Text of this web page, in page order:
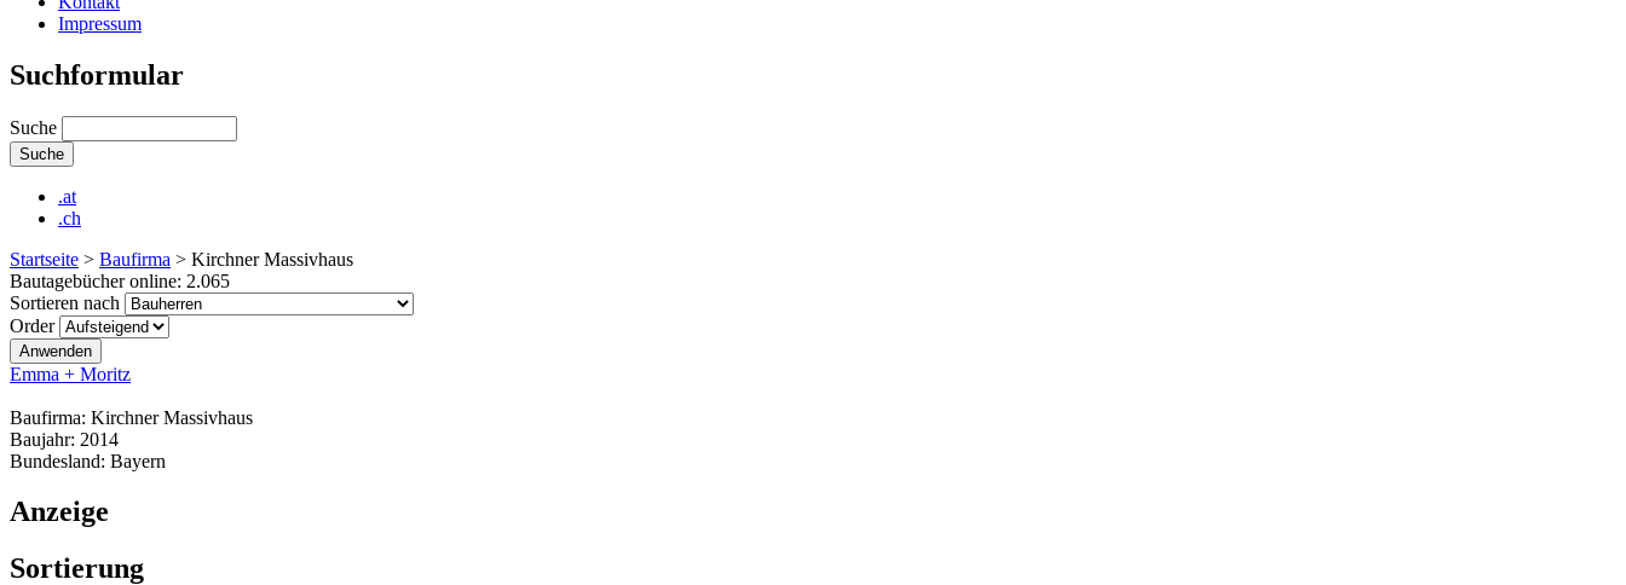
Impressum
Suchformular
Suche
.at
.ch
Startseite > Baufirma > Kirchner Massivhaus
Bautagebücher online: 2.065
Sortieren nach
Order
Emma + Moritz
Baufirma: Kirchner Massivhaus
Baujahr: 2014
Bundesland: Bayern
Anzeige
Sortierung